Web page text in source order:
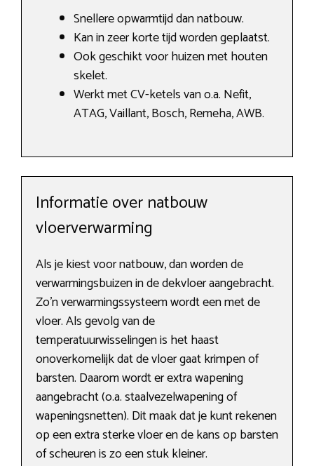
Snellere opwarmtijd dan natbouw.
Kan in zeer korte tijd worden geplaatst.
Ook geschikt voor huizen met houten
skelet.
Werkt met CV-ketels van o.a. Nefit,
ATAG, Vaillant, Bosch, Remeha, AWB.
Informatie over natbouw
vloerverwarming
Als je kiest voor natbouw, dan worden de
verwarmingsbuizen in de dekvloer aangebracht.
Zo’n verwarmingssysteem wordt een met de
vloer. Als gevolg van de
temperatuurwisselingen is het haast
onoverkomelijk dat de vloer gaat krimpen of
barsten. Daarom wordt er extra wapening
aangebracht (o.a. staalvezelwapening of
wapeningsnetten). Dit maak dat je kunt rekenen
op een extra sterke vloer en de kans op barsten
of scheuren is zo een stuk kleiner.